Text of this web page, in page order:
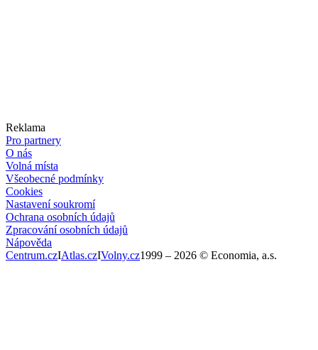
Reklama
Pro partnery
O nás
Volná místa
Všeobecné podmínky
Cookies
Nastavení soukromí
Ochrana osobních údajů
Zpracování osobních údajů
Nápověda
Centrum.czIAtlas.czIVolny.cz1999 – 2026 © Economia, a.s.